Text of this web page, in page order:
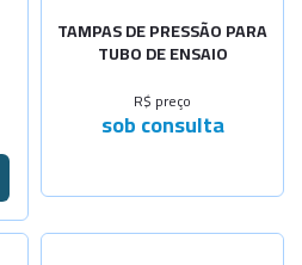
TAMPAS DE PRESSÃO PARA
TUBO DE ENSAIO
R$ preço
sob consulta